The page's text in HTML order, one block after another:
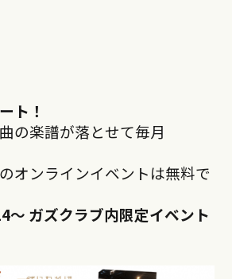
ト！
の楽譜が落とせて毎月
オンラインイベントは無料で
～ ガズクラブ内限定イベント